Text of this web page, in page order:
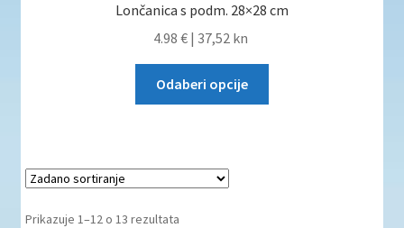
Lončanica s podm. 28×28 cm
4.98 € | 37,52 kn
Odaberi opcije
Prikazuje 1–12 o 13 rezultata